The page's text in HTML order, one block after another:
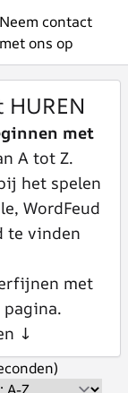
Neem contact
met ons op
met
A tot Z.
het spelen
WordFeud
te vinden
met
↓